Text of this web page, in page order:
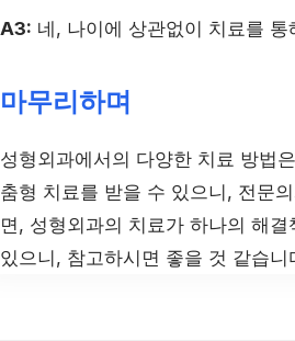
A3: 네, 나이에 상관없이 치료를
마무리하며
성형외과에서의 다양한 치료 방법
춤형 치료를 받을 수 있으니, 전문
면, 성형외과의 치료가 하나의 해
있으니, 참고하시면 좋을 것 같습